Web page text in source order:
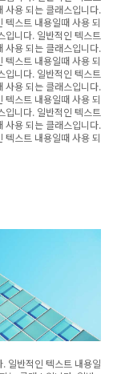
사용 되는 클래스입니다.
텍스트 내용일때 사용 되
입니다. 일반적인 텍스트
사용 되는 클래스입니다.
텍스트 내용일때 사용 되
입니다. 일반적인 텍스트
사용 되는 클래스입니다.
텍스트 내용일때 사용 되
입니다. 일반적인 텍스트
사용 되는 클래스입니다.
텍스트 내용일때 사용 되
일반적인 텍스트 내용일